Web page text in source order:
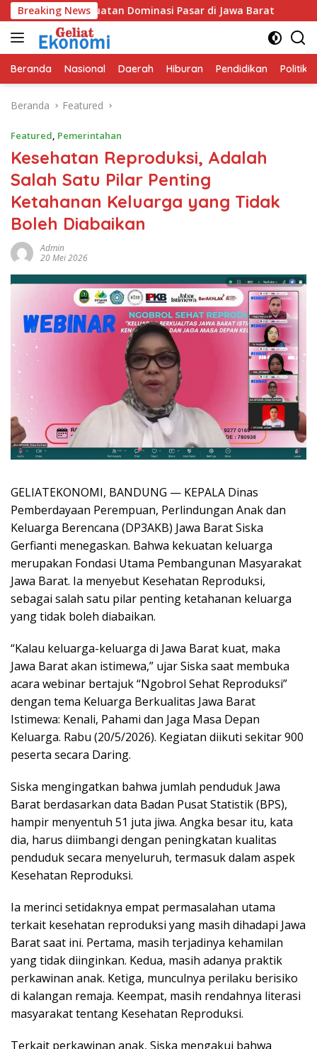
Langsung
ke
konten
Breaking NewsDominasi Pasar di Jawa Barat Program
Beranda Nasional Daerah Hiburan Pendidikan Politik
Beranda Featured
Featured, Pemerintahan
Kesehatan Reproduksi, Adalah
Salah Satu Pilar Penting
Ketahanan Keluarga yang Tidak
Boleh Diabaikan
Admin
20 Mei 2026
GELIATEKONOMI, BANDUNG — KEPALA Dinas
Pemberdayaan Perempuan, Perlindungan Anak dan
Keluarga Berencana (DP3AKB) Jawa Barat Siska
Gerfianti menegaskan. Bahwa kekuatan keluarga
merupakan Fondasi Utama Pembangunan Masyarakat
Jawa Barat. Ia menyebut Kesehatan Reproduksi,
sebagai salah satu pilar penting ketahanan keluarga
yang tidak boleh diabaikan.
“Kalau keluarga-keluarga di Jawa Barat kuat, maka
Jawa Barat akan istimewa,” ujar Siska saat membuka
acara webinar bertajuk “Ngobrol Sehat Reproduksi”
dengan tema Keluarga Berkualitas Jawa Barat
Istimewa: Kenali, Pahami dan Jaga Masa Depan
Keluarga. Rabu (20/5/2026). Kegiatan diikuti sekitar 900
peserta secara Daring.
Siska mengingatkan bahwa jumlah penduduk Jawa
Barat berdasarkan data Badan Pusat Statistik (BPS),
hampir menyentuh 51 juta jiwa. Angka besar itu, kata
dia, harus diimbangi dengan peningkatan kualitas
penduduk secara menyeluruh, termasuk dalam aspek
Kesehatan Reproduksi.
Ia merinci setidaknya empat permasalahan utama
terkait kesehatan reproduksi yang masih dihadapi Jawa
Barat saat ini. Pertama, masih terjadinya kehamilan
yang tidak diinginkan. Kedua, masih adanya praktik
perkawinan anak. Ketiga, munculnya perilaku berisiko
di kalangan remaja. Keempat, masih rendahnya literasi
masyarakat tentang Kesehatan Reproduksi.
Terkait perkawinan anak, Siska mengakui bahwa